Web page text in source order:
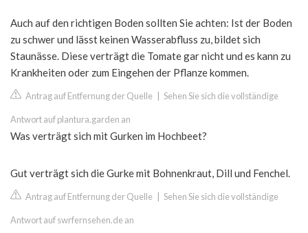
Auch auf den richtigen Boden sollten Sie achten: Ist der Boden
zu schwer und lässt keinen Wasserabfluss zu, bildet sich
Staunässe. Diese verträgt die Tomate gar nicht und es kann zu
Krankheiten oder zum Eingehen der Pflanze kommen.
Antrag auf Entfernung der Quelle Sehen Sie sich die vollständige
Antwort auf plantura.garden an
Was verträgt sich mit Gurken im Hochbeet?
Gut verträgt sich die Gurke mit Bohnenkraut, Dill und Fenchel.
Antrag auf Entfernung der Quelle Sehen Sie sich die vollständige
Antwort auf swrfernsehen.de an